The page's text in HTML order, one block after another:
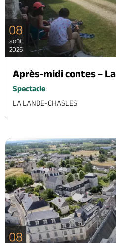
Brochures & Cartes Offices de
08
août
2026
Après-midi contes –
Spectacle
LA LANDE-CHASLES
08